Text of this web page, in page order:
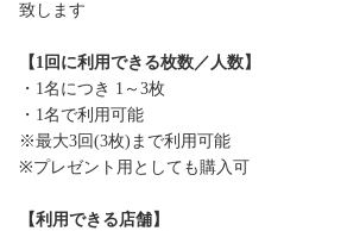
致します
【1回に利用できる枚数／人数】
・1名につき 1～3枚
・1名で利用可能
※最大3回(3枚)まで利用可能
※プレゼント用としても購入可
【利用できる店舗】